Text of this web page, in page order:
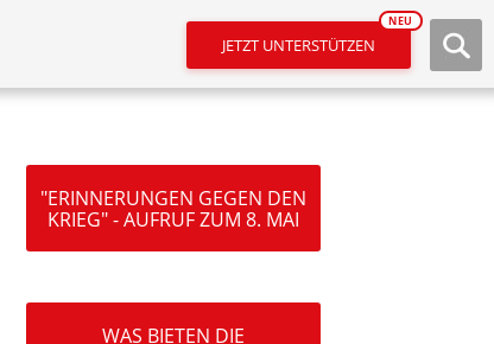
JETZT UNTERSTÜTZEN
NEU
"ERINNERUNGEN GEGEN DEN
KRIEG" - AUFRUF ZUM 8. MAI
WAS BIETEN DIE